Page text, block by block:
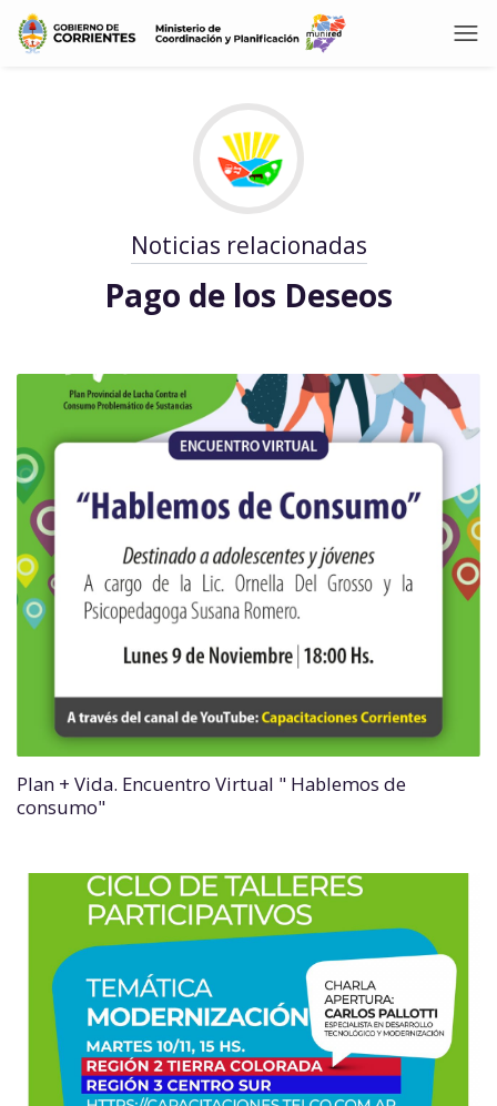
Noticias relacionadas
Pago de los Deseos
Plan + Vida. Encuentro Virtual " Hablemos de
consumo"